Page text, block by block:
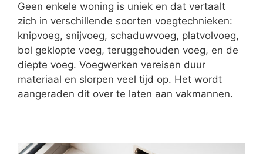
Geen enkele woning is uniek en dat vertaalt
zich in verschillende soorten voegtechnieken:
knipvoeg, snijvoeg, schaduwvoeg, platvolvoeg,
bol geklopte voeg, teruggehouden voeg, en de
diepte voeg. Voegwerken vereisen duur
materiaal en slorpen veel tijd op. Het wordt
aangeraden dit over te laten aan vakmannen.